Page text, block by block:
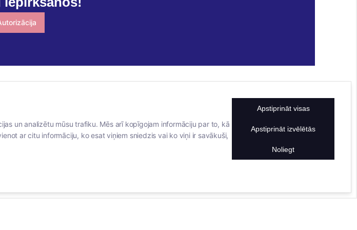
facebook
linkedIn
KONTAKTINFORMĀCIJA
TĀLRUNIS
+371 25911816
info@bertasnams.lv
un analizētu mūsu trafiku. Mēs arī kopīgojam informāciju par to, kā
ar citu informāciju, ko esat viņiem sniedzis vai ko viņi ir savākuši,
Apstiprināt visas
Apstiprināt izvēlētās
Noliegt